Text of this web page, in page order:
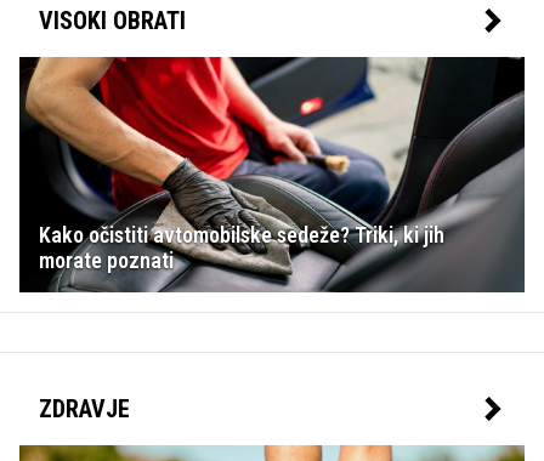
VISOKI OBRATI
Kako očistiti avtomobilske sedeže? Triki, ki jih
morate poznati
ZDRAVJE